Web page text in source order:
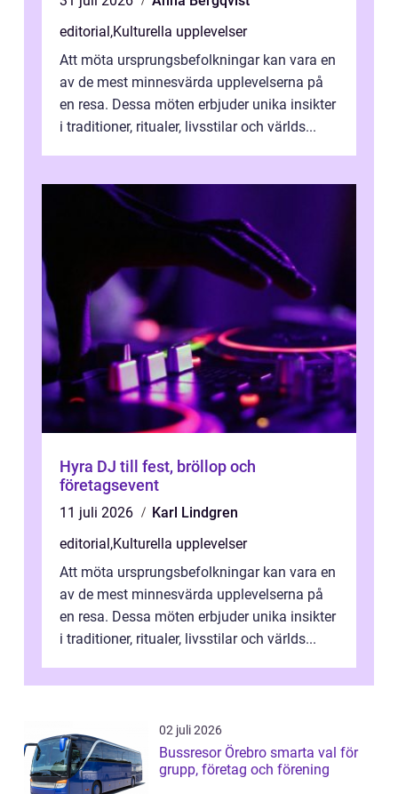
editorial,Kulturella upplevelser
Att möta ursprungsbefolkningar kan vara en
av de mest minnesvärda upplevelserna på
en resa. Dessa möten erbjuder unika insikter
i traditioner, ritualer, livsstilar och världs...
Hyra DJ till fest, bröllop och
företagsevent
11 juli 2026
Karl Lindgren
editorial,Kulturella upplevelser
Att möta ursprungsbefolkningar kan vara en
av de mest minnesvärda upplevelserna på
en resa. Dessa möten erbjuder unika insikter
i traditioner, ritualer, livsstilar och världs...
02 juli 2026
Bussresor Örebro smarta val för
grupp, företag och förening